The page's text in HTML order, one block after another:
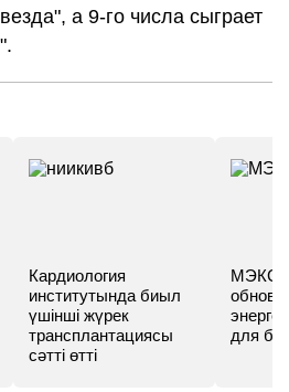
а 9-го числа сыграет
Кардиология
институтында биыл
үшінші жүрек
трансплантациясы
сәтті өтті
МЭКС -
для